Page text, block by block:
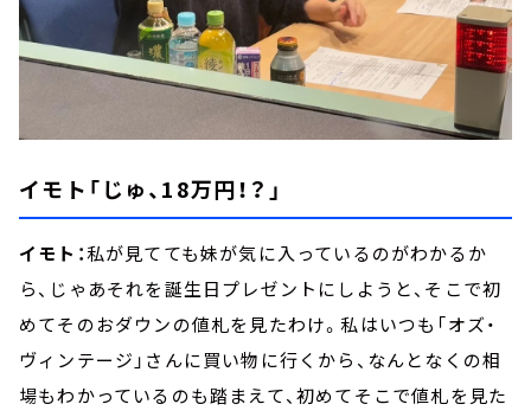
イモト「じゅ、18万円！？」
イモト：私が見てても妹が気に入っているのがわかるか
ら、じゃあそれを誕生日プレゼントにしようと、そこで初
めてそのおダウンの値札を見たわけ。私はいつも「オズ・
ヴィンテージ」さんに買い物に行くから、なんとなくの相
場もわかっているのも踏まえて、初めてそこで値札を見た